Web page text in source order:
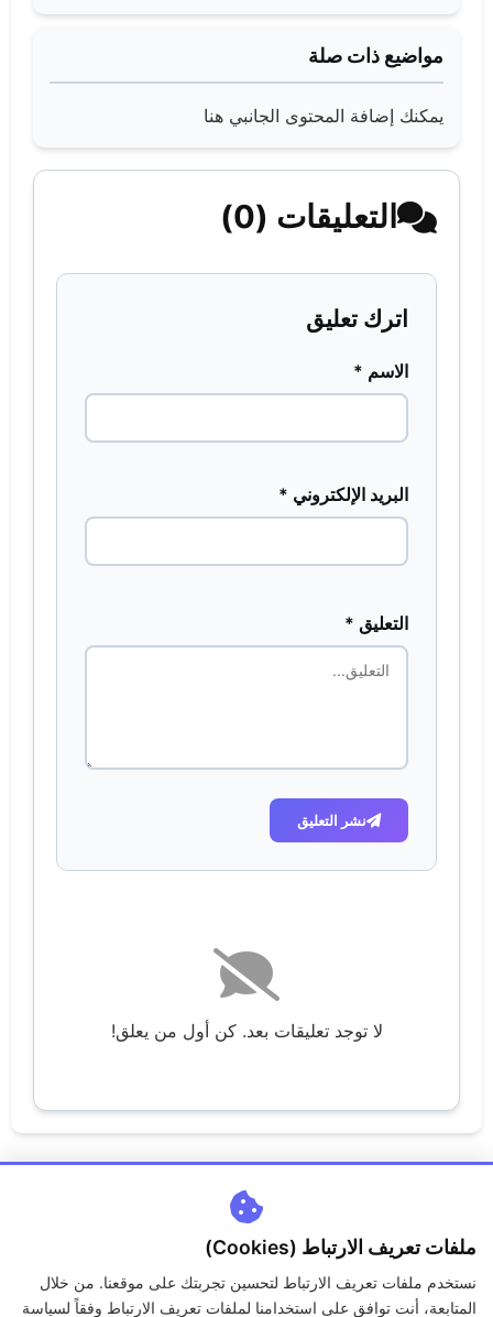
مواضيع ذات صلة
يمكنك إضافة المحتوى الجانبي هنا
التعليقات (0)
اترك تعليق
الاسم *
البريد الإلكتروني *
التعليق *
نشر التعليق
لا توجد تعليقات بعد. كن أول من يعلق!
اتصل بنا من نحن سياسة الخصوصية الكوكيز
ملفات تعريف الارتباط (Cookies)
نستخدم ملفات تعريف الارتباط لتحسين تجربتك على موقعنا. من خلال
المتابعة، أنت توافق على استخدامنا لملفات تعريف الارتباط وفقاً لسياسة